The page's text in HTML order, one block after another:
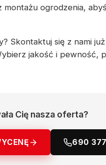
ogrodzenia,
Skontaktuj się z nami
jakość i pewność,
Cię nasza oferta?
690